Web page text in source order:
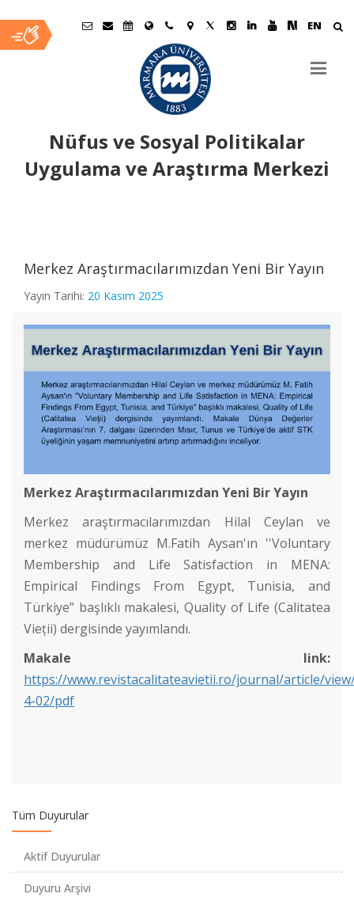
EN
Nüfus ve Sosyal Politikalar
Uygulama ve Araştırma Merkezi
İçerikMerkez Araştırmacılarımızdan Yeni Bir Yayın
Yayın Tarihi: 20 Kasım 2025
Merkez Araştırmacılarımızdan Yeni Bir Yayın
Merkez araştırmacılarımızdan Hilal Ceylan ve
merkez müdürümüz M.Fatih Aysan'ın ''Voluntary
Membership and Life Satisfaction in MENA:
Empirical Findings From Egypt, Tunisia, and
Türkiye” başlıklı makalesi, Quality of Life (Calitatea
Vieții) dergisinde yayımlandı.
Makale link:
https://www.revistacalitateavietii.ro/journal/article/
4-02/pdf
Tüm Duyurular
Aktif Duyurular
Duyuru Arşivi
Cinsel İstismara Bütüncül Yaklaşım: Cinsel İstismar Girdabı
Jean Monnet Yaz Seminerleri II
Kadına Yönelik Şiddetin Önlenmesi: Kavramlar, Veriler ve
Öneriler
Sosyal Bilimciler için Python: Verilerdeki Gizli Kalmış Bilgileri
Anlama